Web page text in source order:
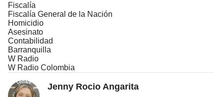
Fiscalía
Fiscalía General de la Nación
Homicidio
Asesinato
Contabilidad
Barranquilla
W Radio
W Radio Colombia
Jenny Rocio Angarita